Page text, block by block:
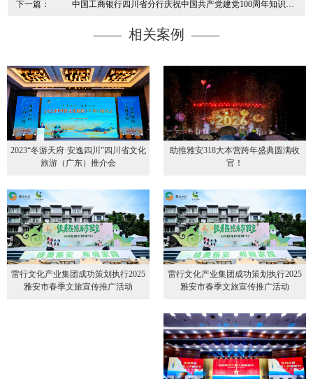
下一篇： 中国工商银行四川省分行庆祝中国共产党建党100周年知识竞
—— 相关案例 ——
2023“冬游天府·安逸四川”四川省文化
旅游（广东）推介会
助推雅安318大本营跨年盛典圆满收
官！
雷行文化产业集团成功策划执行2025
雅安市春季文旅宣传推广活动
雷行文化产业集团成功策划执行2025
雅安市春季文旅宣传推广活动